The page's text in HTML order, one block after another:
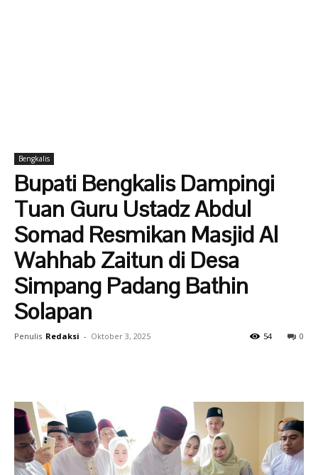
Bengkalis
Bupati Bengkalis Dampingi
Tuan Guru Ustadz Abdul
Somad Resmikan Masjid Al
Wahhab Zaitun di Desa
Simpang Padang Bathin
Solapan
Penulis Redaksi - Oktober 3, 2025 0
54